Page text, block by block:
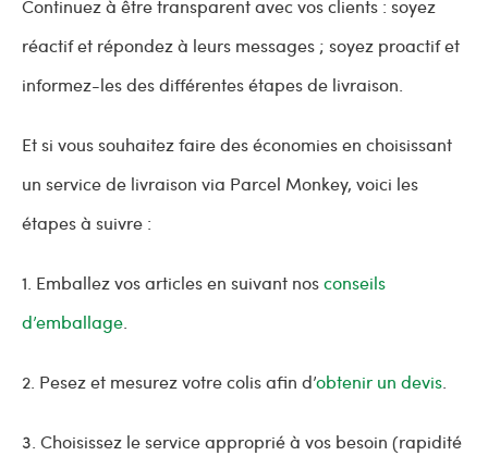
Continuez à être transparent avec vos clients : soyez
réactif et répondez à leurs messages ; soyez proactif et
informez-les des différentes étapes de livraison.
Et si vous souhaitez faire des économies en choisissant
un service de livraison via Parcel Monkey, voici les
étapes à suivre :
1. Emballez vos articles en suivant nosconseils
d’emballage
2. Pesez et mesurez votre colis afin d’obtenir un devis
3. Choisissez le service approprié à vos besoin (rapidité